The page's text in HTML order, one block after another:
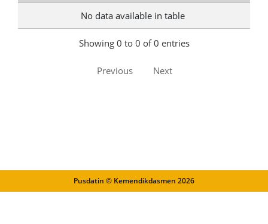
No data available in table
Showing 0 to 0 of 0 entries
Previous Next
Pusdatin © Kemendikdasmen 2026